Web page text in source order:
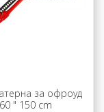
за офроуд
60 " 150 cm